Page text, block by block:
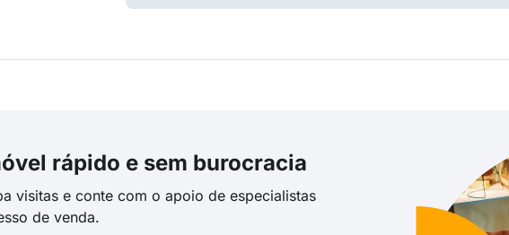
rápido e sem burocracia
visitas e conte com o apoio de especialistas
de venda.